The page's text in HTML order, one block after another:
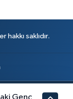
saklıdır.
Genç